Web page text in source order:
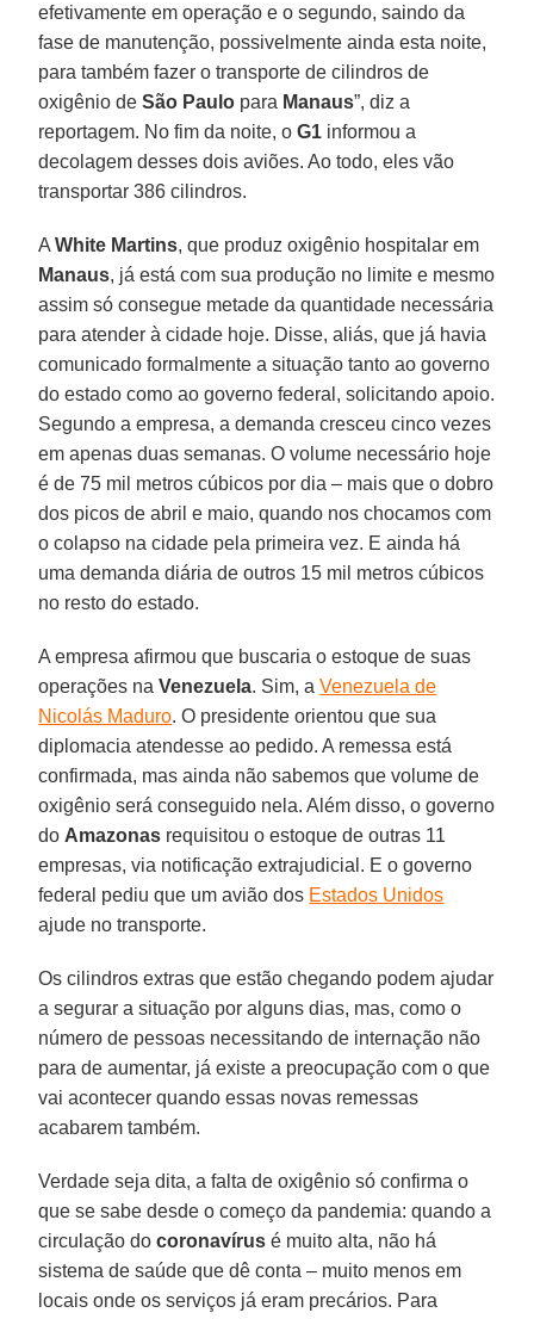
efetivamente em operação e o segundo, saindo da
fase de manutenção, possivelmente ainda esta noite,
para também fazer o transporte de cilindros de
oxigênio deSão Paulo para Manaus”, diz a
reportagem. No fim da noite, oG1 informou a
decolagem desses dois aviões. Ao todo, eles vão
transportar 386 cilindros.
AWhite Martins, que produz oxigênio hospitalar em
Manaus, já está com sua produção no limite e mesmo
assim só consegue metade da quantidade necessária
para atender à cidade hoje. Disse, aliás, que já havia
comunicado formalmente a situação tanto ao governo
do estado como ao governo federal, solicitando apoio.
Segundo a empresa, a demanda cresceu cinco vezes
em apenas duas semanas. O volume necessário hoje
é de 75 mil metros cúbicos por dia – mais que o dobro
dos picos de abril e maio, quando nos chocamos com
o colapso na cidade pela primeira vez. E ainda há
uma demanda diária de outros 15 mil metros cúbicos
no resto do estado.
A empresa afirmou que buscaria o estoque de suas
operações naVenezuela. Sim, aVenezuela de
Nicolás Maduro. O presidente orientou que sua
diplomacia atendesse ao pedido. A remessa está
confirmada, mas ainda não sabemos que volume de
oxigênio será conseguido nela. Além disso, o governo
do Amazonas requisitou o estoque de outras 11
empresas, via notificação extrajudicial. E o governo
federal pediu que um avião dos Estados Unidos
ajude no transporte.
Os cilindros extras que estão chegando podem ajudar
a segurar a situação por alguns dias, mas, como o
número de pessoas necessitando de internação não
para de aumentar, já existe a preocupação com o que
vai acontecer quando essas novas remessas
acabarem também.
Verdade seja dita, a falta de oxigênio só confirma o
que se sabe desde o começo da pandemia: quando a
circulação docoronavírus é muito alta, não há
sistema de saúde que dê conta – muito menos em
locais onde os serviços já eram precários. Para